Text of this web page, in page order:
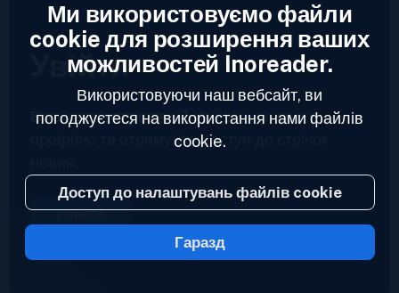
Увійти
Вже зареєстровані?Увійдіть до свого
профілю та отримуйте доступ до стрічок
Увійти
2023 © Inoreader
Ми використовуємо файли
cookie для розширення ваших
можливостей Inoreader.
Використовуючи наш вебсайт, ви
погоджуєтеся на використання нами файлів
cookie.
Доступ до налаштувань файлів cookie
Гаразд